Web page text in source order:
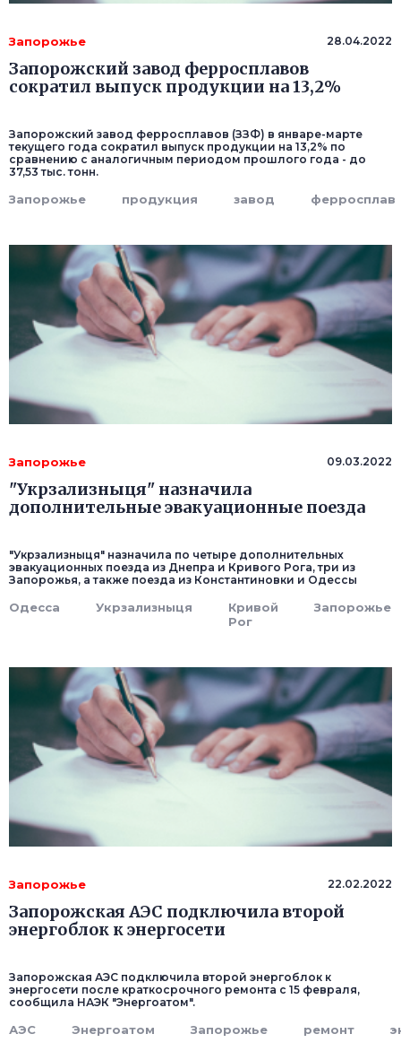
Запорожье 28.04.2022
Запорожский завод ферросплавов
сократил выпуск продукции на 13,2%
Запорожский завод ферросплавов (ЗЗФ) в январе-марте
текущего года сократил выпуск продукции на 13,2% по
сравнению с аналогичным периодом прошлого года - до
37,53 тыс. тонн.
Запорожье продукция завод ферросплав
Запорожье 09.03.2022
"Укрзализныця" назначила
дополнительные эвакуационные поезда
"Укрзализныця" назначила по четыре дополнительных
эвакуационных поезда из Днепра и Кривого Рога, три из
Запорожья, а также поезда из Константиновки и Одессы
Одесса Укрзализныця
Кривой
Рог
Запорожье
Запорожье 22.02.2022
Запорожская АЭС подключила второй
энергоблок к энергосети
Запорожская АЭС подключила второй энергоблок к
энергосети после краткосрочного ремонта с 15 февраля,
сообщила НАЭК "Энергоатом".
АЭС Энергоатом Запорожье ремонт